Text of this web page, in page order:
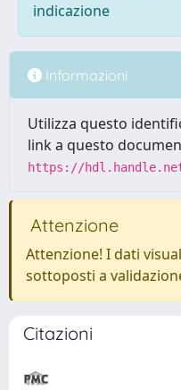
indicazione
Informazioni
Utilizza questo
link a questo
https://
Attenzione
Attenzione! I dati
sottoposti a
Citazioni